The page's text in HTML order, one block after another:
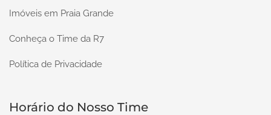
Imóveis em Praia Grande
Conheça o Time da R7
Política de Privacidade
Horário do Nosso Time